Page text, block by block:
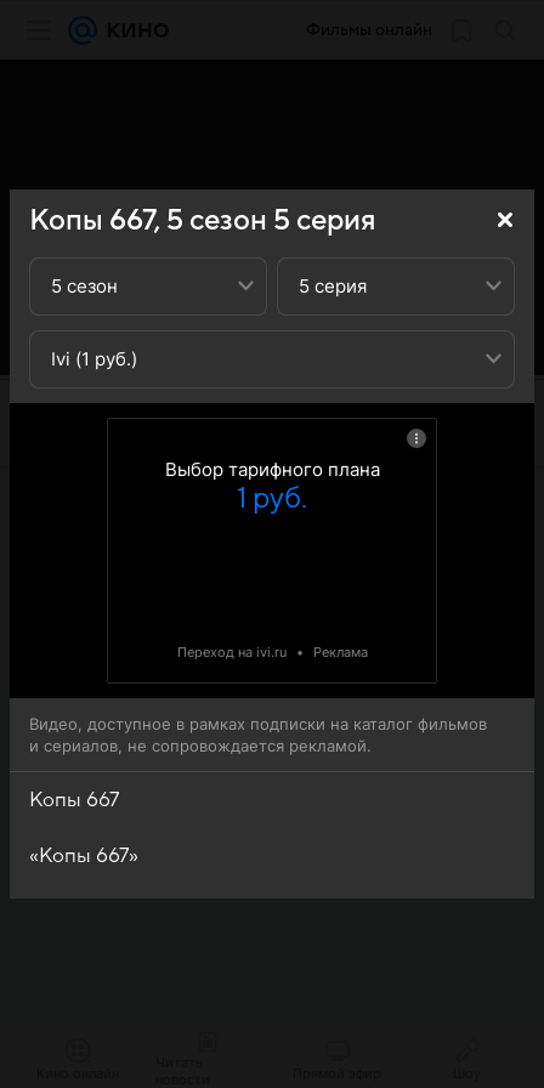
Копы 667, 5 сезон 5 серия
5 сезон 5 серия
Ivi (1 руб.)
Выбор тарифного плана
1 руб.
Переход на ivi.ru • Реклама
Видео, доступное в рамках подписки на каталог фильмов
и сериалов, не сопровождается рекламой.
Копы 667
«Копы 667»